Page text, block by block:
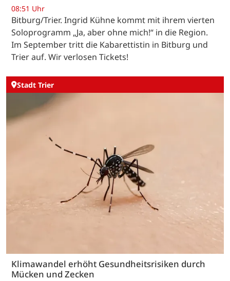
08:51 Uhr
Bitburg/Trier. Ingrid Kühne kommt mit ihrem vierten
Soloprogramm „Ja, aber ohne mich!“ in die Region.
Im September tritt die Kabarettistin in Bitburg und
Trier auf. Wir verlosen Tickets!
Stadt Trier
Klimawandel erhöht Gesundheitsrisiken durch
Mücken und Zecken